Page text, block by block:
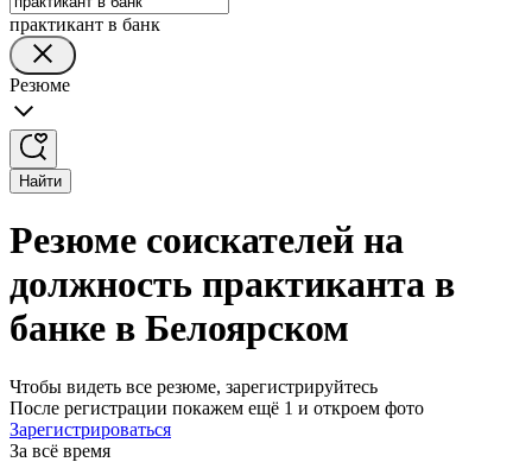
практикант в банк
Резюме
Найти
Резюме соискателей на
должность практиканта в
банке в Белоярском
Чтобы видеть все резюме, зарегистрируйтесь
После регистрации покажем ещё 1 и откроем фото
Зарегистрироваться
За всё время